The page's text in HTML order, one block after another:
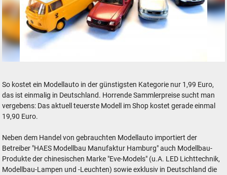
So kostet ein Modellauto in der günstigsten Kategorie nur 1,99 Euro,
das ist einmalig in Deutschland. Horrende Sammlerpreise sucht man
vergebens: Das aktuell teuerste Modell im Shop kostet gerade einmal
19,90 Euro.
Neben dem Handel von gebrauchten Modellauto importiert der
Betreiber "HAES Modellbau Manufaktur Hamburg" auch Modellbau-
Produkte der chinesischen Marke "Eve-Models" (u.A. LED Lichttechnik,
Modellbau-Lampen und -Leuchten) sowie exklusiv in Deutschland die